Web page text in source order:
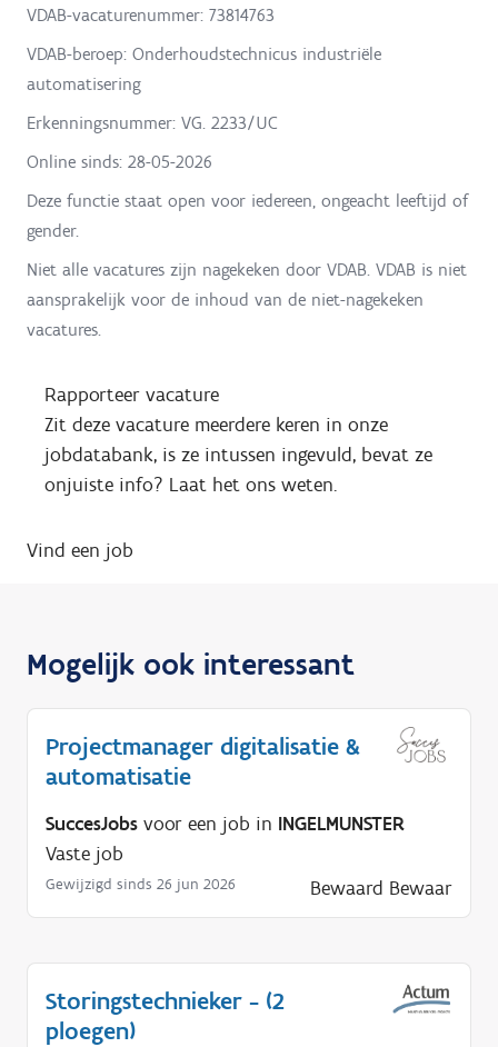
VDAB-vacaturenummer: 73814763
VDAB-beroep: Onderhoudstechnicus industriële
automatisering
Erkenningsnummer: VG. 2233/UC
Online sinds: 28-05-2026
Deze functie staat open voor iedereen, ongeacht leeftijd of
gender.
Niet alle vacatures zijn nagekeken door VDAB. VDAB is niet
aansprakelijk voor de inhoud van de niet-nagekeken
vacatures.
Rapporteer vacature
Zit deze vacature meerdere keren in onze
jobdatabank, is ze intussen ingevuld, bevat ze
onjuiste info? Laat het ons weten.
Vind een job
Mogelijk ook interessant
Projectmanager digitalisatie &
automatisatie
SuccesJobs voor een job in INGELMUNSTER
Vaste job
Gewijzigd sinds 26 jun 2026 Bewaard Bewaar
Storingstechnieker - (2
ploegen)